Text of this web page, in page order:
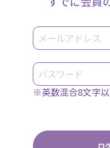
※英数混合8文字